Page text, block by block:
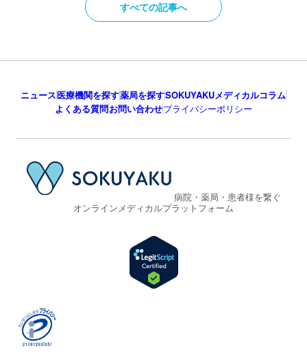
すべての記事へ
ニュース医療機関を探す薬局を探すSOKUYAKUメディカルコラム
よくある質問お問い合わせプライバシーポリシー
病院・薬局・患者様を繋ぐ
オンラインメディカルプラットフォーム